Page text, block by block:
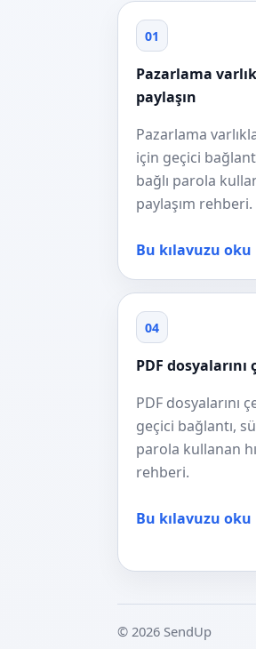
01
Pazarlama
paylaşın
Pazarlama
için geçici
bağlı parola
paylaşım rehberi.
Bu kılavuzu oku
04
PDF
PDF dosyalarını
geçici bağlantı,
parola kullanan
rehberi.
Bu kılavuzu oku
© 2026 SendUp